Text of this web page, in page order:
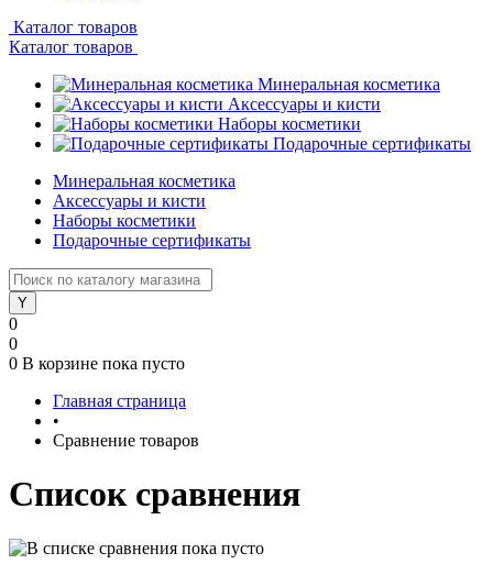
Каталог товаров
Каталог товаров
Минеральная косметика
Аксессуары и кисти
Наборы косметики
Подарочные сертификаты
Минеральная косметика
Аксессуары и кисти
Наборы косметики
Подарочные сертификаты
0
0
0 В корзине пока пусто
Главная страница
•
Сравнение товаров
Список сравнения